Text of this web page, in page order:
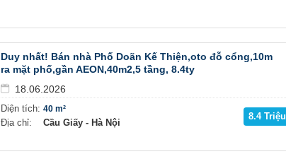
Duy nhất! Bán nhà Phố Doãn Kế Thiện,oto đỗ cổng,10m
ra mặt phố,gần AEON,40m2,5 tầng, 8.4ty
18.06.2026
Diện tích:
Địa chỉ:
40 m²
Cầu Giấy - Hà Nội
8.4 Triệu